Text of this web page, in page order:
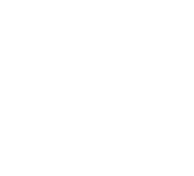
Nakon analize svih prikupljenih
konačno činjenično stanje, opis
dela za svakog od osumnjičenih,
U sklopu istrage povodom ubistva
, a čije je telo pronađeno